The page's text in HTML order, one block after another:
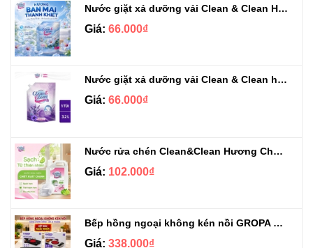
Nước giặt xả dưỡng vải Clean & Clean Hương Ban Mai 3.2kg
Giá: 66.000₫
Nước giặt xả dưỡng vải Clean & Clean hương Violet 3.2kg
Giá: 66.000₫
Nước rửa chén Clean&Clean Hương Chanh Can 5L
Giá: 102.000₫
Bếp hồng ngoại không kén nồi GROPA G1-608
Giá: 338.000₫